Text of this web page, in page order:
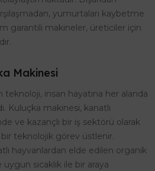
yumurtaları kaybetme
garantili makineler, üreticiler için
Makinesi
insan hayatına her alanda
Kuluçka makinesi, kanatlı
ve kazançlı bir iş sektörü olarak
teknolojik görev üstlenir.
hayvanlardan elde edilen organik
sıcaklık ile bir araya